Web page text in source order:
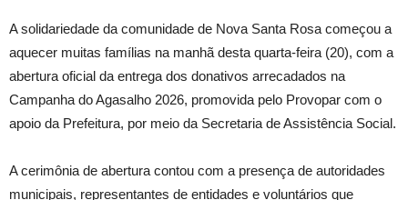
A solidariedade da comunidade de Nova Santa Rosa começou a
aquecer muitas famílias na manhã desta quarta-feira (20), com a
abertura oficial da entrega dos donativos arrecadados na
Campanha do Agasalho 2026, promovida pelo Provopar com o
apoio da Prefeitura, por meio da Secretaria de Assistência Social.
A cerimônia de abertura contou com a presença de autoridades
municipais, representantes de entidades e voluntários que